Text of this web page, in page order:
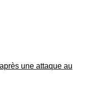
une attaque au